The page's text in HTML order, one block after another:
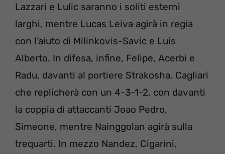
Lazzari e Lulic saranno i soliti esterni
larghi, mentre Lucas Leiva agirà in regia
con l’aiuto di Milinkovis-Savic e Luis
Alberto. In difesa, infine, Felipe, Acerbi e
Radu, davanti al portiere Strakosha. Cagliari
che replicherà con un 4-3-1-2, con davanti
la coppia di attaccanti Joao Pedro,
Simeone, mentre Nainggolan agirà sulla
trequarti. In mezzo Nandez, Cigarini,